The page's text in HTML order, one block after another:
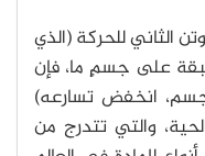
الثاني للحركة (الذي
على جسمٍ ما، فإن
انخفض تسارعه)
والتي تتدرج من